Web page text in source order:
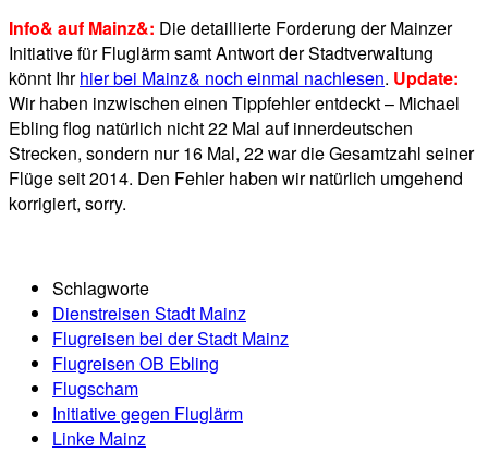
Info& auf Mainz&: Die detaillierte Forderung der Mainzer
Initiative für Fluglärm samt Antwort der Stadtverwaltung
könnt Ihrhier bei Mainz& noch einmal nachlesen. Update:
Wir haben inzwischen einen Tippfehler entdeckt – Michael
Ebling flog natürlich nicht 22 Mal auf innerdeutschen
Strecken, sondern nur 16 Mal, 22 war die Gesamtzahl seiner
Flüge seit 2014. Den Fehler haben wir natürlich umgehend
korrigiert, sorry.
Schlagworte
Dienstreisen Stadt Mainz
Flugreisen bei der Stadt Mainz
Flugreisen OB Ebling
Flugscham
Initiative gegen Fluglärm
Linke Mainz